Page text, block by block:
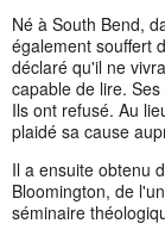
Né à South Bend,
également souffert
déclaré qu'il ne
capable de lire.
Ils ont refusé. Au
plaidé sa cause
Il a ensuite obtenu
Bloomington, de
séminaire